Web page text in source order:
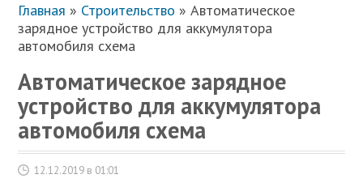
Главная » Строительство »Автоматическое
зарядное устройство для аккумулятора
автомобиля схема
Автоматическое зарядное
устройство для аккумулятора
автомобиля схема
12.12.2019 в 01:01